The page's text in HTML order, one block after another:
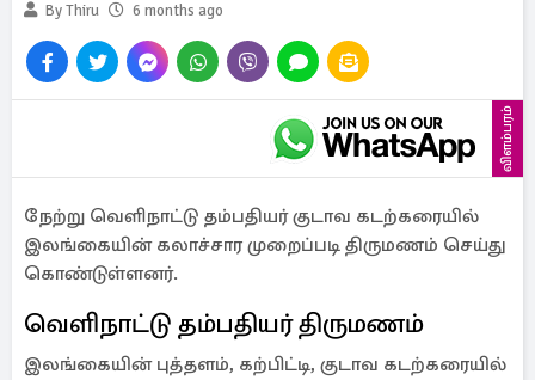
By Thiru
6 months ago
விளம்பரம்
நேற்று வெளிநாட்டு தம்பதியர் குடாவ கடற்கரையில்
இலங்கையின் கலாச்சார முறைப்படி திருமணம் செய்து
கொண்டுள்ளனர்.
வெளிநாட்டு தம்பதியர் திருமணம்
இலங்கையின் புத்தளம், கற்பிட்டி, குடாவ கடற்கரையில்